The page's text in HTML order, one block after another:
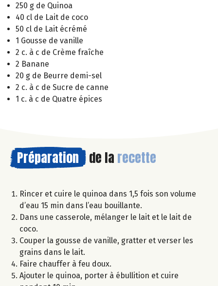
250 g de Quinoa
40 cl de Lait de coco
50 cl de Lait écrémé
1 Gousse de vanille
2 c. à c de Crème fraîche
2 Banane
20 g de Beurre demi-sel
2 c. à c de Sucre de canne
1 c. à c de Quatre épices
Préparation de la recette
Rincer et cuire le quinoa dans 1,5 fois son volume
d’eau 15 min dans l’eau bouillante.
Dans une casserole, mélanger le lait et le lait de
coco.
Couper la gousse de vanille, gratter et verser les
grains dans le lait.
Faire chauffer à feu doux.
Ajouter le quinoa, porter à ébullition et cuire